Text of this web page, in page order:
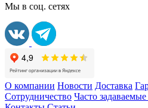
Мы в соц. сетях
О компании Новости Доставка
Сотрудничество Часто